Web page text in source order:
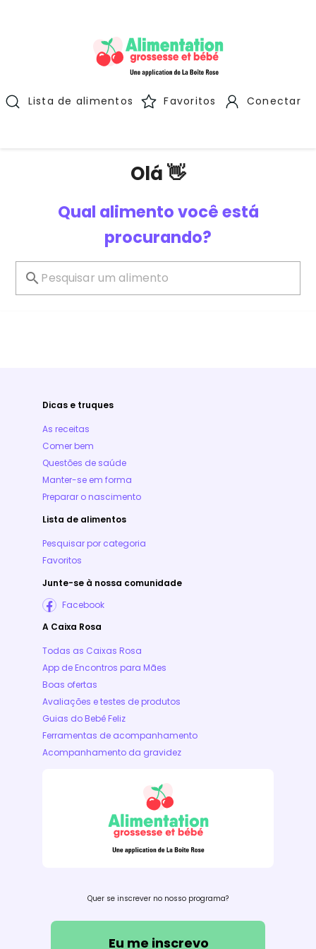
Lista de alimentos Favoritos Conectar
Olá 👋
Qual alimento você está
procurando?
Dicas e truques
As receitas
Comer bem
Questões de saúde
Manter-se em forma
Preparar o nascimento
Lista de alimentos
Pesquisar por categoria
Favoritos
Junte-se à nossa comunidade
Facebook
A Caixa Rosa
Todas as Caixas Rosa
App de Encontros para Mães
Boas ofertas
Avaliações e testes de produtos
Guias do Bebê Feliz
Ferramentas de acompanhamento
Acompanhamento da gravidez
Quer se inscrever no nosso programa?
Eu me inscrevo